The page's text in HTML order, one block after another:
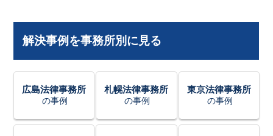
解決事例を事務所別に見る
広島法律事務所
の事例
札幌法律事務所
の事例
東京法律事務所
の事例